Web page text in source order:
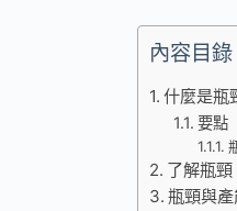
內容目錄
什麼是瓶
要點
了解瓶頸
瓶頸與產